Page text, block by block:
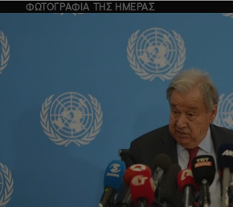
ΦΩΤΟΓΡΑΦΙΑ ΤΗΣ ΗΜΕΡΑΣ